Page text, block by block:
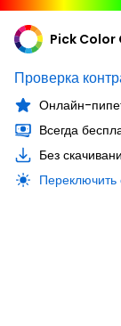
Pick Color
Проверка
Онлайн-
Всегда
Без